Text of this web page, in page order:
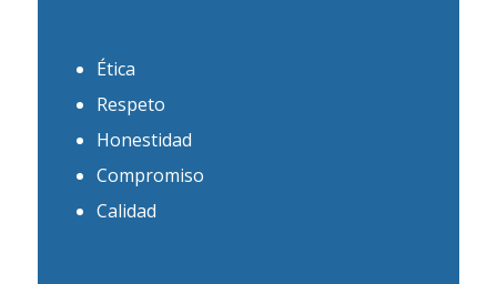
Ética
Respeto
Honestidad
Compromiso
Calidad